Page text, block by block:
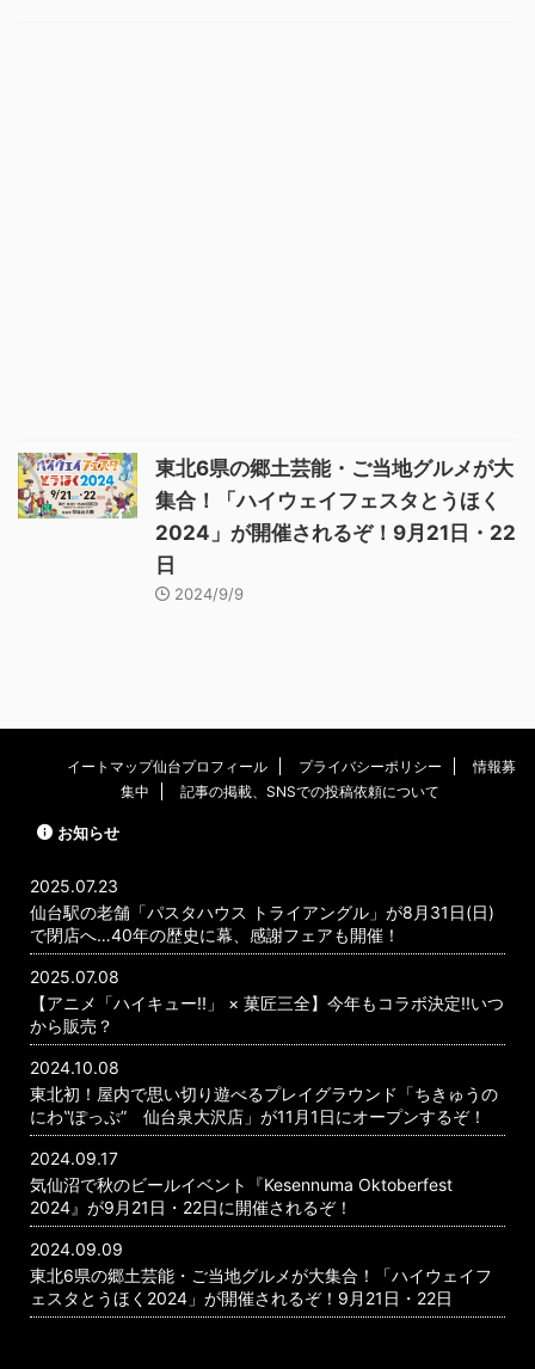
東北6県の郷土芸能・ご当地グルメが大
集合！「ハイウェイフェスタとうほく
2024」が開催されるぞ！9月21日・22
日
2024/9/9
イートマップ仙台プロフィール プライバシーポリシー
情報募
集中
記事の掲載、SNSでの投稿依頼について
お知らせ
2025.07.23
仙台駅の老舗「パスタハウス トライアングル」が8月31日(日)
で閉店へ…40年の歴史に幕、感謝フェアも開催！
2025.07.08
【アニメ「ハイキュー!!」 × 菓匠三全】今年もコラボ決定!!いつ
から販売？
2024.10.08
東北初！屋内で思い切り遊べるプレイグラウンド「ちきゅうの
にわ‟ぽっぷ” 仙台泉大沢店」が11月1日にオープンするぞ！
2024.09.17
気仙沼で秋のビールイベント『Kesennuma Oktoberfest
2024』が9月21日・22日に開催されるぞ！
2024.09.09
東北6県の郷土芸能・ご当地グルメが大集合！「ハイウェイフ
ェスタとうほく2024」が開催されるぞ！9月21日・22日